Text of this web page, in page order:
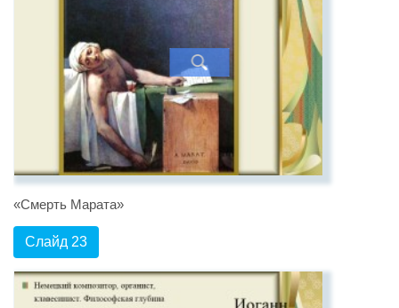
«Смерть Марата»
Слайд 23